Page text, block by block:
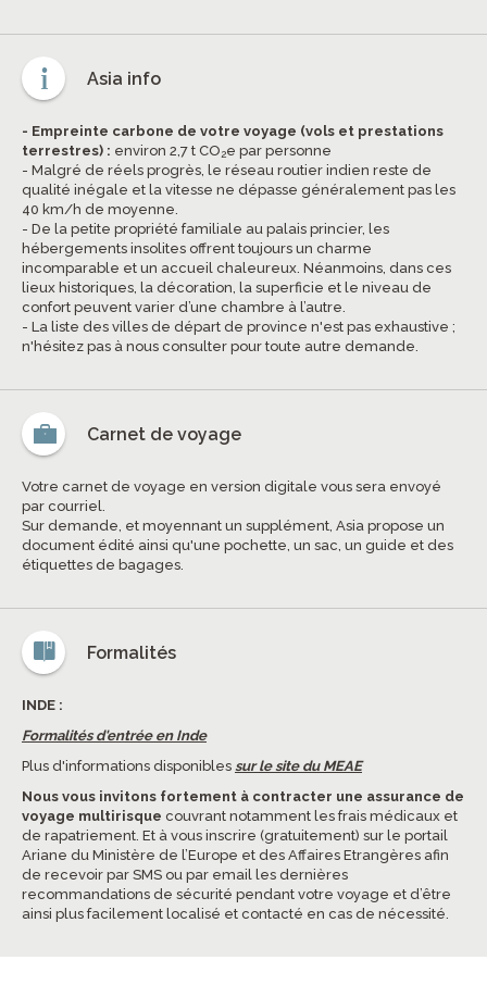
Asia info
- Empreinte carbone de votre voyage (vols et prestations
terrestres) : environ 2,7 t CO2e par personne
- Malgré de réels progrès, le réseau routier indien reste de
qualité inégale et la vitesse ne dépasse généralement pas les
40 km/h de moyenne.
- De la petite propriété familiale au palais princier, les
hébergements insolites offrent toujours un charme
incomparable et un accueil chaleureux. Néanmoins, dans ces
lieux historiques, la décoration, la superficie et le niveau de
confort peuvent varier d’une chambre à l’autre.
- La liste des villes de départ de province n'est pas exhaustive ;
n'hésitez pas à nous consulter pour toute autre demande.
Carnet de voyage
Votre carnet de voyage en version digitale vous sera envoyé
par courriel.
Sur demande, et moyennant un supplément, Asia propose un
document édité ainsi qu'une pochette, un sac, un guide et des
étiquettes de bagages.
Formalités
INDE :
Formalités d'entrée en Inde
Plus d'informations disponibles sur le site du MEAE
Nous vous invitons fortement à contracter une assurance de
voyage multirisque couvrant notamment les frais médicaux et
de rapatriement. Et à vous inscrire (gratuitement) sur le portail
Ariane du Ministère de l’Europe et des Affaires Etrangères afin
de recevoir par SMS ou par email les dernières
recommandations de sécurité pendant votre voyage et d’être
ainsi plus facilement localisé et contacté en cas de nécessité.